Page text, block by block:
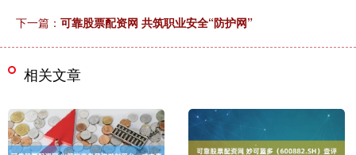
下一篇： 可靠股票配资网 共筑职业安全“防护网”
相关文章